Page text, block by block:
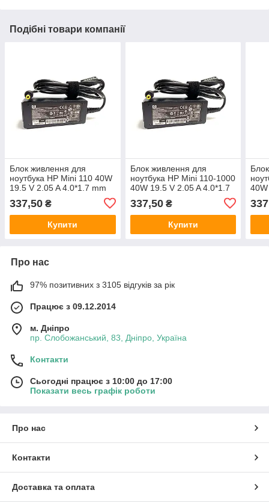
Подібні товари компанії
Блок живлення для
ноутбука HP Mini 110 40W
19.5 V 2.05 A 4.0*1.7 mm
337,50 ₴
Купити
Блок живлення для
ноутбука HP Mini 110-1000
40W 19.5 V 2.05 A 4.0*1.7
337,50₴
Купити
Про нас
97% позитивних з 3105 відгуків за рік
Працює з 09.12.2014
м. Дніпро
пр. Слобожанський, 83, Дніпро, Україна
Контакти
Сьогодні працює з 10:00 до 17:00
Показати весь графік роботи
Про нас
Контакти
Доставка та оплата